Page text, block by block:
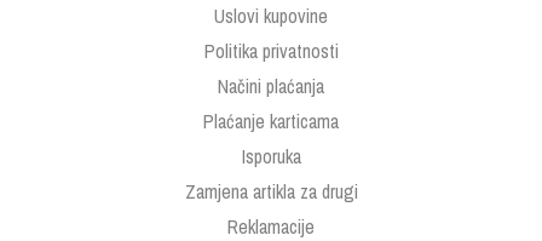
Uslovi kupovine
Politika privatnosti
Načini plaćanja
Plaćanje karticama
Isporuka
Zamjena artikla za drugi
Reklamacije